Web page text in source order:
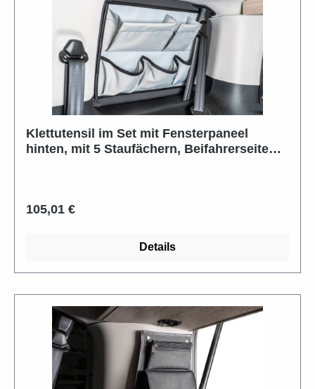
Klettutensil im Set mit Fensterpaneel
hinten, mit 5 Staufächern, Beifahrerseite
Regulärer Preis:
105,01 €
Details